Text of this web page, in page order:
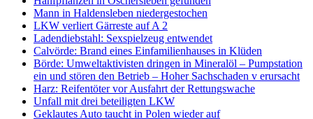
Mann in Haldensleben niedergestochen
LKW verliert Gärreste auf A 2
Ladendiebstahl: Sexspielzeug entwendet
Calvörde: Brand eines Einfamilienhauses in Klüden
Börde: Umweltaktivisten dringen in Mineralöl – Pumpstation
ein und stören den Betrieb – Hoher Sachschaden v erursacht
Harz: Reifentöter vor Ausfahrt der Rettungswache
Unfall mit drei beteiligten LKW
Geklautes Auto taucht in Polen wieder auf